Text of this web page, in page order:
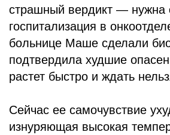
страшный вердикт — нужна
госпитализация в
больнице Маше сделали
подтвердила худшие
растет быстро и ждать
Сейчас ее самочувствие
изнуряющая высокая